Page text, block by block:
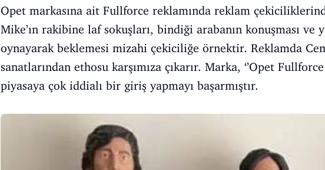
Opet markasına ait Fullforce reklamında reklam
Mike’ın rakibine laf sokuşları, bindiği arabanın konuşması
oynayarak beklemesi mizahi çekiciliğe örnektir. Reklamda Cem
sanatlarından ethosu karşımıza çıkarır. Marka, ‘’Opet
piyasaya çok iddialı bir giriş yapmayı başarmıştır.